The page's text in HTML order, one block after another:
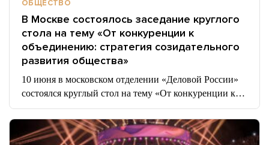
ОБЩЕСТВО
В Москве состоялось заседание круглого
стола на тему «От конкуренции к
объединению: стратегия созидательного
развития общества»
10 июня в московском отделении «Деловой России»
состоялся круглый стол на тему «От конкуренции к…